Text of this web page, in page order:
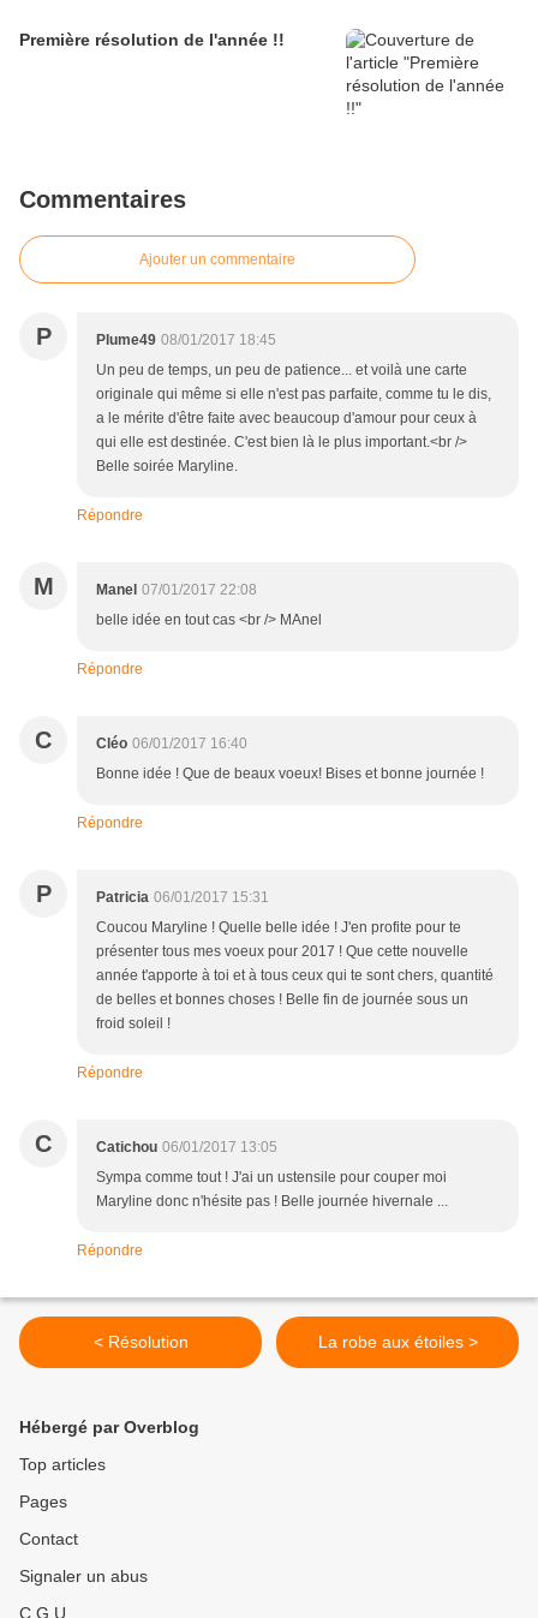
Première résolution de l'année !!
Commentaires
Ajouter un commentaire
P Plume49 08/01/2017 18:45
Un peu de temps, un peu de patience... et voilà une carte
originale qui même si elle n'est pas parfaite, comme tu le dis,
a le mérite d'être faite avec beaucoup d'amour pour ceux à
qui elle est destinée. C'est bien là le plus important.<br />
Belle soirée Maryline.
Répondre
M Manel 07/01/2017 22:08
belle idée en tout cas <br /> MAnel
Répondre
C Cléo 06/01/2017 16:40
Bonne idée ! Que de beaux voeux! Bises et bonne journée !
Répondre
P Patricia 06/01/2017 15:31
Coucou Maryline ! Quelle belle idée ! J'en profite pour te
présenter tous mes voeux pour 2017 ! Que cette nouvelle
année t'apporte à toi et à tous ceux qui te sont chers, quantité
de belles et bonnes choses ! Belle fin de journée sous un
froid soleil !
Répondre
C Catichou 06/01/2017 13:05
Sympa comme tout ! J'ai un ustensile pour couper moi
Maryline donc n'hésite pas ! Belle journée hivernale ...
Répondre
< Résolution La robe aux étoiles >
Hébergé par Overblog
Top articles
Pages
Contact
Signaler un abus
C.G.U.